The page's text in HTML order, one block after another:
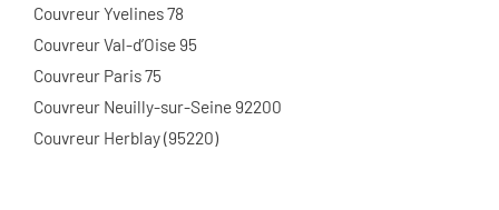
Couvreur Yvelines 78
Couvreur Val-d’Oise 95
Couvreur Paris 75
Couvreur Neuilly-sur-Seine 92200
Couvreur Herblay (95220)